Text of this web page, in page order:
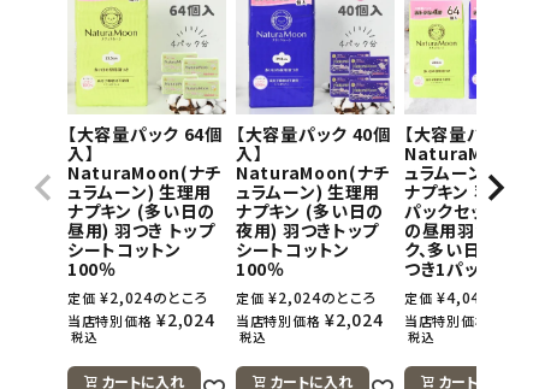
【大容量パック 64個
入】
NaturaMoon(ナチ
ュラムーン) 生理用
ナプキン (多い日の
昼用) 羽つき トップ
シートコットン
100％
定価 ¥2,024のところ
当店特別価格 ¥2,024
税込
カートに入れ
【大容量パック 40個
入】
NaturaMoon(ナチ
ュラムーン) 生理用
ナプキン (多い日の
夜用) 羽つきトップ
シートコットン
100％
定価 ¥2,024のところ
当店特別価格 ¥2,024
税込
カートに入れ
【大容量パック】
NaturaMoon(
ュラムーン) 生理
ナプキン 羽つき
パックセット(多
の昼用羽つき1パ
ク、多い日の夜
つき1パック)
定価 ¥4,048
当店特別価格
税込
カートに入れ